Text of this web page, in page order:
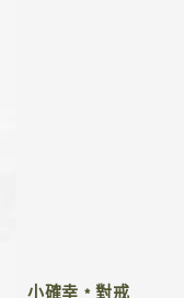
小確幸﹡對戒